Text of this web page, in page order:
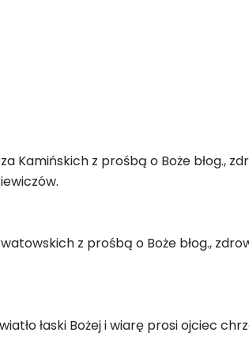
Kamińskich z prośbą o Boże błog.,
z prośbą o Boże błog.,
łaski Bożej i wiarę prosi ojciec